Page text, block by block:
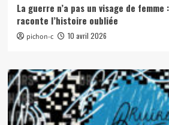
La guerre n’a pas un visage de
raconte l’histoire oubliée
pichon-c 10 avril 2026